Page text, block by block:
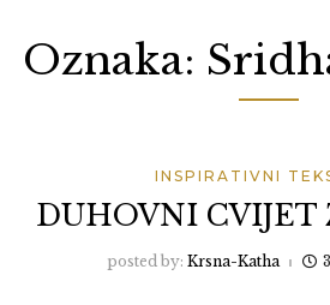
Oznaka:
INSPIRATIVNI
DUHOVNI CVIJET
posted by: Krsna-Katha